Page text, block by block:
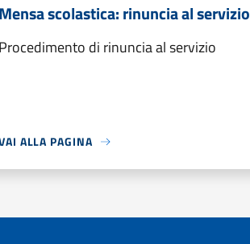
Mensa scolastica: rinuncia al servizio
Procedimento di rinuncia al servizio
ALLA PAGINA